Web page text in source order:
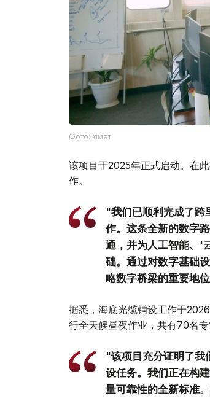
Фото: Үкімет
该项目于2025年正式启动。在
作。
"我们已顺利完成了
作。这条全新的数字
通，并为人工智能、'
础。通过对数字基础
略数字桥梁的重要地
据悉，海底光缆铺设工作于
行全天候昼夜作业，共有70名专
"该项目充分证明了我
设任务。我们正在构
量可靠性的全新标准